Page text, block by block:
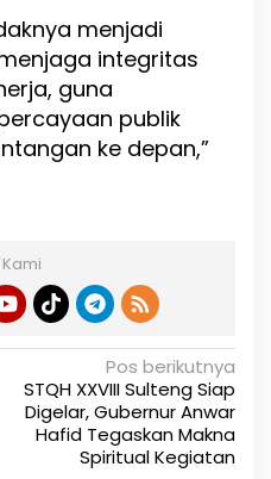
menjadi
integritas
guna
publik
ke depan,”
Pos berikutnya
STQH XXVIII Sulteng Siap
Digelar, Gubernur Anwar
Hafid Tegaskan Makna
Spiritual Kegiatan